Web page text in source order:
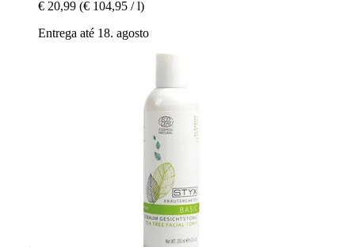
€ 20,99 (€ 104,95 / l)
Entrega até 18. agosto